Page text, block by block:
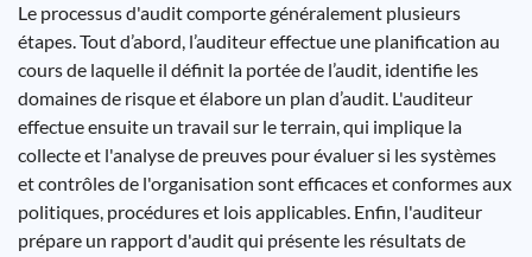
Le processus d'audit comporte généralement plusieurs
étapes. Tout d’abord, l’auditeur effectue une planification au
cours de laquelle il définit la portée de l’audit, identifie les
domaines de risque et élabore un plan d’audit. L'auditeur
effectue ensuite un travail sur le terrain, qui implique la
collecte et l'analyse de preuves pour évaluer si les systèmes
et contrôles de l'organisation sont efficaces et conformes aux
politiques, procédures et lois applicables. Enfin, l'auditeur
prépare un rapport d'audit qui présente les résultats de